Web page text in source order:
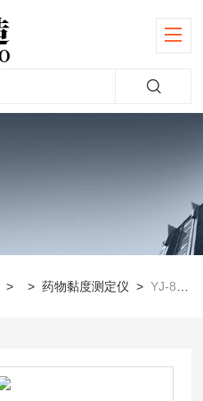
> >药物黏度测定仪 >YJ-800-4全自动4位粘度测定仪